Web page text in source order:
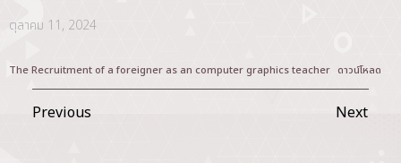
ตุลาคม 11, 2024
The Recruitment of a foreigner as an computer graphics teacher ดาวน์โหลด
Previous Next